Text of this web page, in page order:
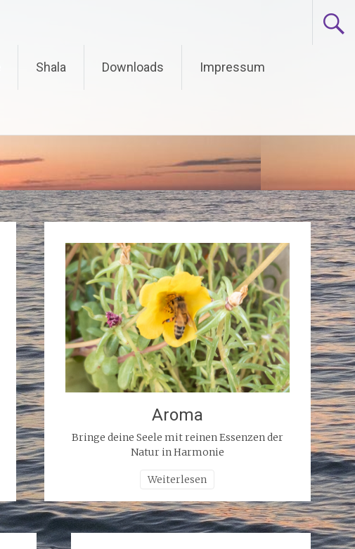
Shala Downloads Impressum
Aroma
Bringe deine Seele mit reinen Essenzen der
Natur in Harmonie
Weiterlesen